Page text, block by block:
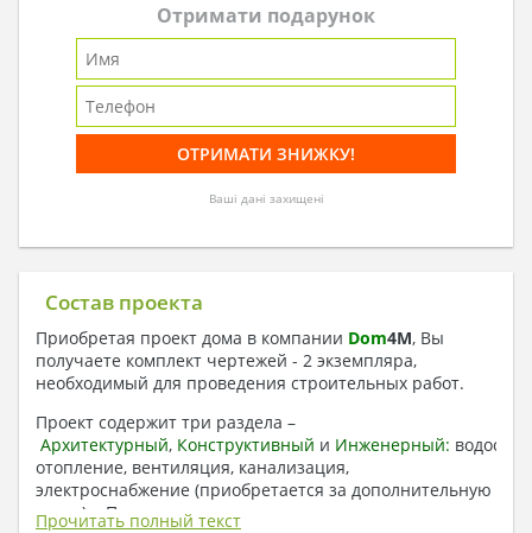
Отримати подарунок
Ваші дані захищені
Состав проекта
Приобретая проект дома в компании Dom4M, Вы
получаете комплект чертежей - 2 экземпляра,
необходимый для проведения строительных работ.
Проект содержит три раздела –
Архитектурный, Конструктивный и Инженерный:
отопление, вентиляция, канализация,
электроснабжение (приобретается за дополнительную
плату) + Пояснительная записка.
Прочитать полный текст